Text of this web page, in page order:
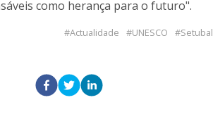
como herança para o futuro".
Actualidade UNESCO Setubal